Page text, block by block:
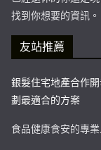
找到你想要的資訊。
友站推薦
銀髮住宅地產合作
劃最適合的方案
食品健康食安的專業